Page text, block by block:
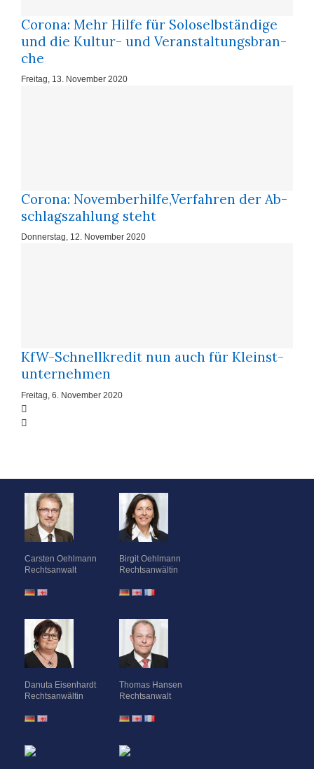
Corona: Mehr Hil­fe für So­lo­selb­stän­di­ge
und die Kul­tur- und Ver­an­stal­tungs­bran­
che
Freitag, 13. November 2020
Corona: No­vem­ber­hil­fe,Ver­fah­ren der Ab­
schlags­zah­lung steht
Donnerstag, 12. November 2020
KfW-Schnell­kre­dit nun auch für Klein­st­
un­ter­neh­men
Freitag, 6. November 2020
Carsten Oehlmann
Rechtsanwalt
Birgit Oehlmann
Rechtsanwältin
Danuta Eisenhardt
Rechtsanwältin
Thomas Hansen
Rechtsanwalt